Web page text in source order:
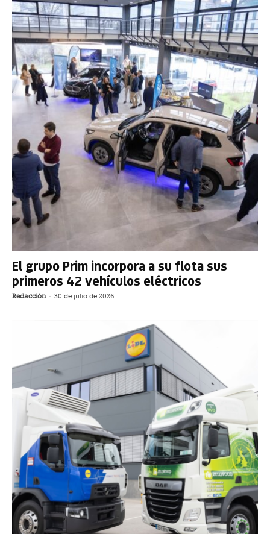
El grupo Prim incorpora a su flota sus
primeros 42 vehículos eléctricos
Redacción - 30 de julio de 2026